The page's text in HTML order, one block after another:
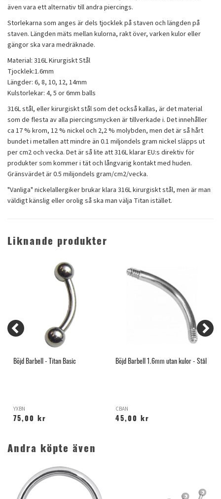
även vara ett alternativ till andra piercings.
Storlekarna som anges är dels tjocklek på staven och längden på
staven. Längden mäts mellan kulorna, rakt över, varken kulor eller
gängor ska vara medräknade.
Material: 316L Kirurgiskt Stål
Tjocklek:1.6mm
Längder: 6, 8, 10, 12, 14mm
Kulstorlekar: 4, 5 or 6mm balls
316L stål, eller kirurgiskt stål som det också kallas, är det material
som de flesta av alla piercingsmycken är tillverkade i. Det innehåller
ca 17 % krom, 12 % nickel och 2,2 % molybden, men det är så hårt
bundet i metallen att mindre än 0.1 miljondels gram nickel släpps ut
per cm2 och vecka. Det är så lite att 316L klarar EU:s direktiv för
produkter som kommer i tät och långvarig kontakt med huden.
Gränsvärdet är 0.5 milijondels gram/cm2/vecka.
"Vanliga" nickelallergiker brukar klara 316L kirurgiskt stål, men är man
väldigt känslig eller orolig så ska man välja Titan istället.
Liknande produkter
Böjd Barbell - Titan Basic
YXBN
75,00 kr
Böjd Barbell 1.6mm utan kulor - Stål
CBAN
45,00 kr
Andra köpte även